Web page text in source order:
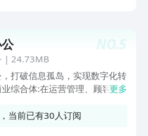
，插入图片等编辑功能 -支持
将文字转化为声音信息 WPS
电子表格，并提供财务、课程
打开13种表格格式文档，包括
数难的问题-背板支持选择区
查看计算结果，及选择电话号码
NO.5
| 24.73MB
打破信息孤岛，实现数字化转
综合体:在运营管理、顾客体
更多
当前已有30人订阅